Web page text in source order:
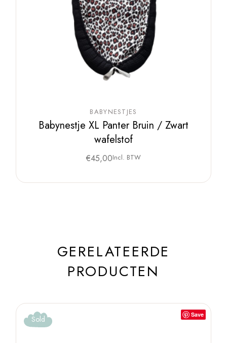
BABYNESTJES
Babynestje XL Panter Bruin / Zwart
wafelstof
€45,00Incl. BTW
GERELATEERDE
PRODUCTEN
Save
Sold